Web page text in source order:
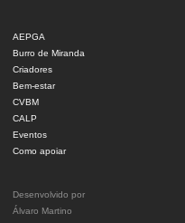
AEPGA
Burro de Miranda
Criadores
Bem-estar
CVBM
CALP
Eventos
Como apoiar
Desenvolvido por
Álvaro Martino